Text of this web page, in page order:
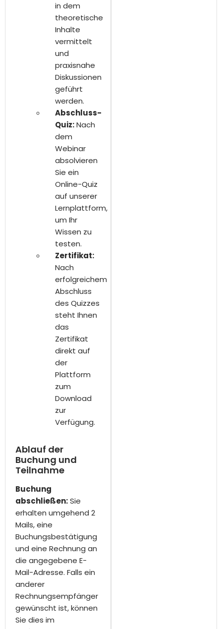
in dem
theoretische
Inhalte
vermittelt
und
praxisnahe
Diskussionen
geführt
werden.
Abschluss-
Quiz:Nach
dem
Webinar
absolvieren
Sie ein
Online-Quiz
auf unserer
Lernplattform,
um Ihr
Wissen zu
testen.
Zertifikat:
Nach
erfolgreichem
Abschluss
des Quizzes
steht Ihnen
das
Zertifikat
direkt auf
der
Plattform
zum
Download
zur
Verfügung.
Ablauf der
Buchung und
Teilnahme
Buchung
abschließen:Sie
erhalten umgehend 2
Mails, eine
Buchungsbestätigung
und eine Rechnung an
die angegebene E-
Mail-Adresse. Falls ein
anderer
Rechnungsempfänger
gewünscht ist, können
Sie dies im